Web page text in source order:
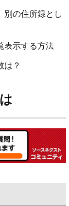
別の住所録とし
表示する方法
は？